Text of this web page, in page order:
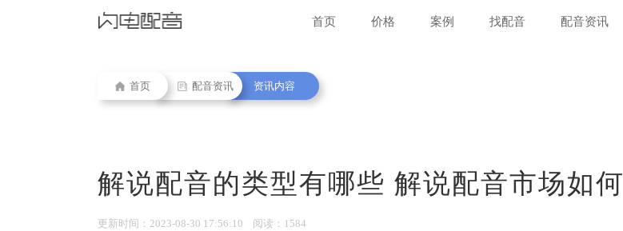
首页 价格 案例 找配音 配音资讯
首页 配音资讯 资讯内容
解说配音的类型有哪些 解说配音市场如何
更新时间：2023-08-30 17:56:10 阅读：1584